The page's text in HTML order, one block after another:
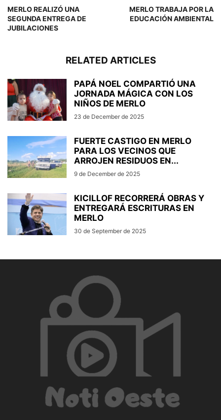
MERLO REALIZÓ UNA
SEGUNDA ENTREGA DE
JUBILACIONES
MERLO TRABAJA POR LA
EDUCACIÓN AMBIENTAL
RELATED ARTICLES
PAPÁ NOEL COMPARTIÓ UNA
JORNADA MÁGICA CON LOS
NIÑOS DE MERLO
23 de December de 2025
FUERTE CASTIGO EN MERLO
PARA LOS VECINOS QUE
ARROJEN RESIDUOS EN...
9 de December de 2025
KICILLOF RECORRERÁ OBRAS Y
ENTREGARÁ ESCRITURAS EN
MERLO
30 de September de 2025